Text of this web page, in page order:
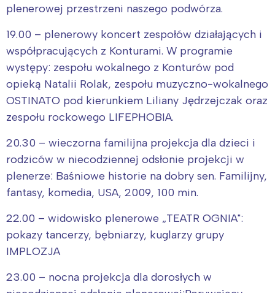
plenerowej przestrzeni naszego podwórza.
19.00 – plenerowy koncert zespołów działających i
współpracujących z Konturami. W programie
występy: zespołu wokalnego z Konturów pod
opieką Natalii Rolak, zespołu muzyczno-wokalnego
OSTINATO pod kierunkiem Liliany Jędrzejczak oraz
zespołu rockowego LIFEPHOBIA.
20.30 – wieczorna familijna projekcja dla dzieci i
rodziców w niecodziennej odsłonie projekcji w
plenerze: Baśniowe historie na dobry sen. Familijny,
fantasy, komedia, USA, 2009, 100 min.
22.00 – widowisko plenerowe „TEATR OGNIA":
pokazy tancerzy, bębniarzy, kuglarzy grupy
IMPLOZJA
23.00 – nocna projekcja dla dorosłych w